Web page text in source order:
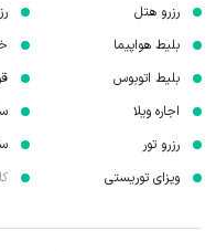
رزرو هتل
بلیط هواپیما
بلیط اتوبوس
اجاره ویلا
رزرو تور
ویزای توریستی